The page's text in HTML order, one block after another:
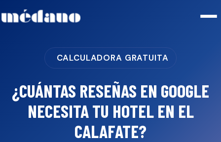
CALCULADORA GRATUITA
¿CUÁNTAS RESEÑAS EN GOOGLE
NECESITA TU HOTELEN EL
CALAFATE?